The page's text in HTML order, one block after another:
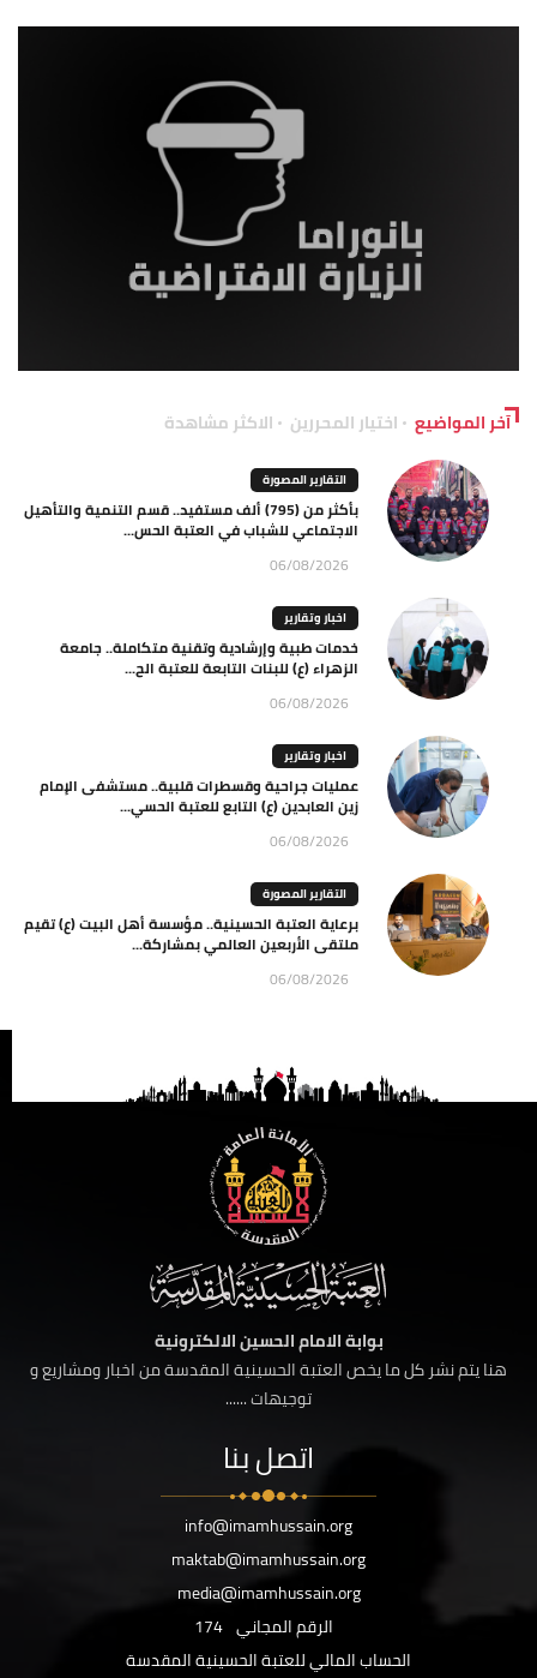
آخر المواضيع اختيار المحررين الاكثر مشاهدة
التقارير المصورة
بأكثر من (795) ألف مستفيد.. قسم التنمية والتأهيل
الاجتماعي للشباب في العتبة الحس...
06/08/2026
اخبار وتقارير
خدمات طبية وإرشادية وتقنية متكاملة.. جامعة
الزهراء (ع) للبنات التابعة للعتبة الح...
06/08/2026
اخبار وتقارير
عمليات جراحية وقسطرات قلبية.. مستشفى الإمام
زين العابدين (ع) التابع للعتبة الحسي...
06/08/2026
التقارير المصورة
برعاية العتبة الحسينية.. مؤسسة أهل البيت (ع) تقيم
ملتقى الأربعين العالمي بمشاركة...
06/08/2026
بوابة الامام الحسين الالكترونية
هنا يتم نشر كل ما يخص العتبة الحسينية المقدسة من اخبار ومشاريع و
توجيهات ......
اتصل بنا
info@imamhussain.org
maktab@imamhussain.org
media@imamhussain.org
الرقم المجاني 174
الحساب المالي للعتبة الحسينية المقدسة